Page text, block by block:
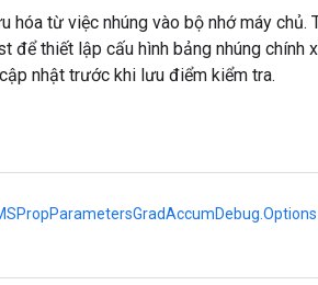
hóa từ việc nhúng vào bộ nhớ máy chủ.
để thiết lập cấu hình bảng nhúng chính
nhật trước khi lưu điểm kiểm tra.